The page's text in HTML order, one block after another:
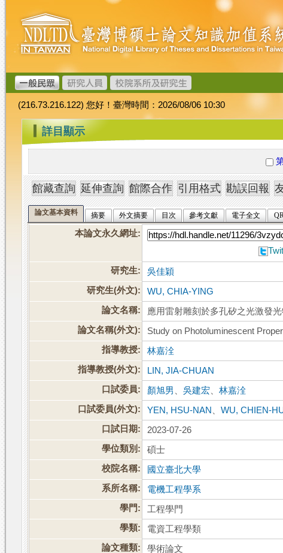
跳
到
主
要
內
容
臺
灣
博
碩
士
論
文
加
值
系
統
(216.73.216.122) 您好！臺灣時間：2026/08/06 10:30
::: 詳目顯示
論文基本資料 摘要 外文摘要 目次 參考文獻 電子全文
本論文永久網址:
研究生:
吳佳穎
研究生(外文):
WU, CHIA-YING
論文名稱:
應用雷射雕刻於多孔矽之光激發
論文名稱(外文):
Study on Photoluminescent
指導教授:
林嘉洤
指導教授(外文):
LIN, JIA-CHUAN
口試委員:
顏旭男 、吳建宏 、林嘉洤
口試委員(外文):
YEN, HSU-NAN 、WU, CHIEN-
口試日期:
2023-07-26
學位類別:
碩士
校院名稱:
國立臺北大學
系所名稱:
電機工程學系
學門:
工程學門
學類:
電資工程學類
論文種類:
學術論文